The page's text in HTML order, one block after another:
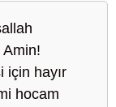
için hayır
hocam